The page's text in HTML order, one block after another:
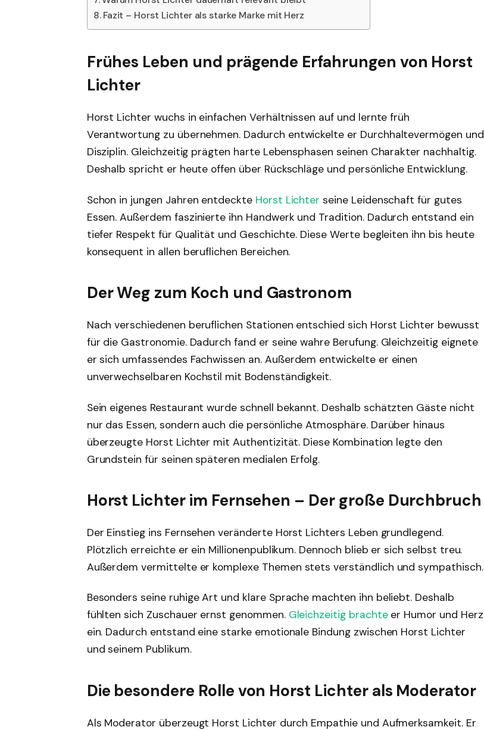
Fazit – Horst Lichter als starke Marke mit Herz
Frühes Leben und prägende Erfahrungen von Horst
Lichter
Horst Lichter wuchs in einfachen Verhältnissen auf und lernte früh
Verantwortung zu übernehmen. Dadurch entwickelte er Durchhaltevermögen und
Disziplin. Gleichzeitig prägten harte Lebensphasen seinen Charakter nachhaltig.
Deshalb spricht er heute offen über Rückschläge und persönliche Entwicklung.
Schon in jungen Jahren entdeckte Horst Lichter seine Leidenschaft für gutes
Essen. Außerdem faszinierte ihn Handwerk und Tradition. Dadurch entstand ein
tiefer Respekt für Qualität und Geschichte. Diese Werte begleiten ihn bis heute
konsequent in allen beruflichen Bereichen.
Der Weg zum Koch und Gastronom
Nach verschiedenen beruflichen Stationen entschied sich Horst Lichter bewusst
für die Gastronomie. Dadurch fand er seine wahre Berufung. Gleichzeitig eignete
er sich umfassendes Fachwissen an. Außerdem entwickelte er einen
unverwechselbaren Kochstil mit Bodenständigkeit.
Sein eigenes Restaurant wurde schnell bekannt. Deshalb schätzten Gäste nicht
nur das Essen, sondern auch die persönliche Atmosphäre. Darüber hinaus
überzeugte Horst Lichter mit Authentizität. Diese Kombination legte den
Grundstein für seinen späteren medialen Erfolg.
Horst Lichter im Fernsehen – Der große Durchbruch
Der Einstieg ins Fernsehen veränderte Horst Lichters Leben grundlegend.
Plötzlich erreichte er ein Millionenpublikum. Dennoch blieb er sich selbst treu.
Außerdem vermittelte er komplexe Themen stets verständlich und sympathisch.
Besonders seine ruhige Art und klare Sprache machten ihn beliebt. Deshalb
fühlten sich Zuschauer ernst genommen. Gleichzeitig brachteer Humor und Herz
ein. Dadurch entstand eine starke emotionale Bindung zwischen Horst Lichter
und seinem Publikum.
Die besondere Rolle von Horst Lichter als Moderator
Als Moderator überzeugt Horst Lichter durch Empathie und Aufmerksamkeit. Er